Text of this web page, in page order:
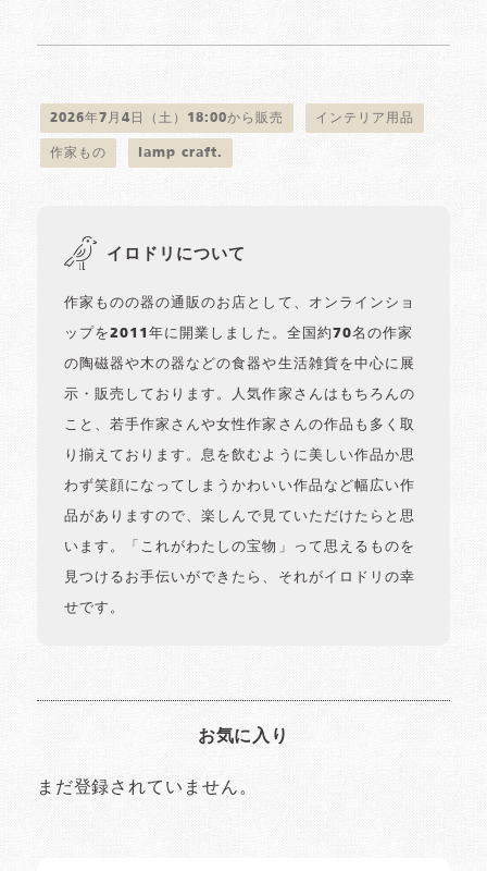
2026年7月4日（土）18:00から販売 インテリア用品
作家もの lamp craft.
イロドリについて
作家ものの器の通販のお店として、オンラインショ
ップを2011年に開業しました。全国約70名の作家
の陶磁器や木の器などの食器や生活雑貨を中心に展
示・販売しております。人気作家さんはもちろんの
こと、若手作家さんや女性作家さんの作品も多く取
り揃えております。息を飲むように美しい作品か思
わず笑顔になってしまうかわいい作品など幅広い作
品がありますので、楽しんで見ていただけたらと思
います。「これがわたしの宝物」って思えるものを
見つけるお手伝いができたら、それがイロドリの幸
せです。
お気に入り
まだ登録されていません。